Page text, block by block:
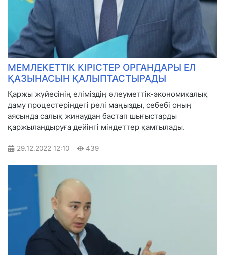
МЕМЛЕКЕТТІК КІРІСТЕР ОРГАНДАРЫ ЕЛ
ҚАЗЫНАСЫН ҚАЛЫПТАСТЫРАДЫ
Қаржы жүйесінің еліміздің әлеуметтік-экономикалық
даму процестеріндегі рөлі маңызды, себебі оның
аясында салық жинаудан бастап шығыстарды
қаржыландыруға дейінгі міндеттер қамтылады.
29.12.2022 12:10 439